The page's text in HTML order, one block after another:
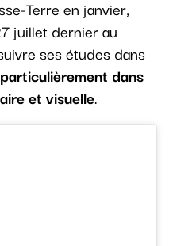
Terre en janvier,
juillet dernier au
ses études dans
dans
et visuelle.